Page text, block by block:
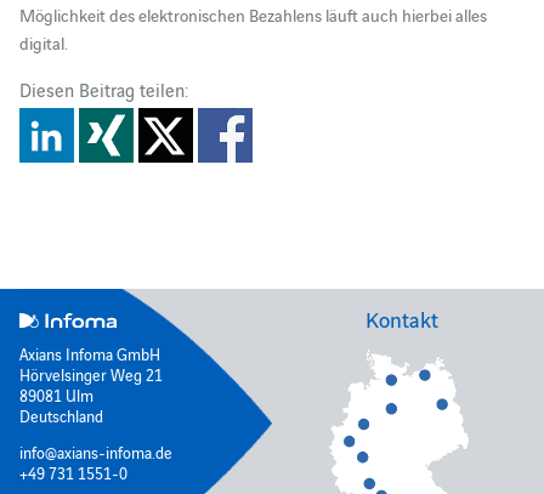
Möglichkeit des elektronischen Bezahlens läuft auch hierbei alles
digital.
Diesen Beitrag teilen:
Axians Infoma GmbH
Hörvelsinger Weg 21
89081 Ulm
Deutschland
info@axians-infoma.de
+49 731 1551-0
Kontakt